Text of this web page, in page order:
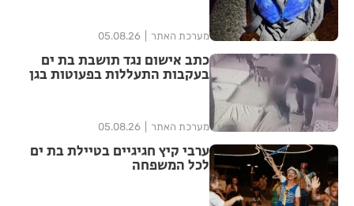
מערכת האתר 05.08.26
כתב אישום נגד תושבת בת ים
בעקבות התעללות בפעוטות בגן
מערכת האתר 05.08.26
ערבי קיץ חגיגיים בטיילת בת ים
לכל המשפחה